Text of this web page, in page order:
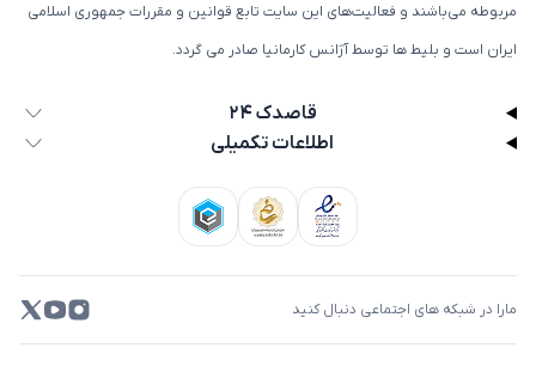
مربوطه می‌باشند و فعاليت‌های اين سايت تابع قوانين و مقررات جمهوری اسلامی
ايران است و بلیط ها توسط آژانس کارمانیا صادر می گردد.
قاصدک ۲۴
اطلاعات تکمیلی
مارا در شبکه های اجتماعی دنبال کنید